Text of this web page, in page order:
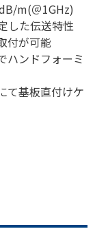
m(＠1GHz)
した伝送特性
付が可能
ハンドフォーミ
て基板直付けケ